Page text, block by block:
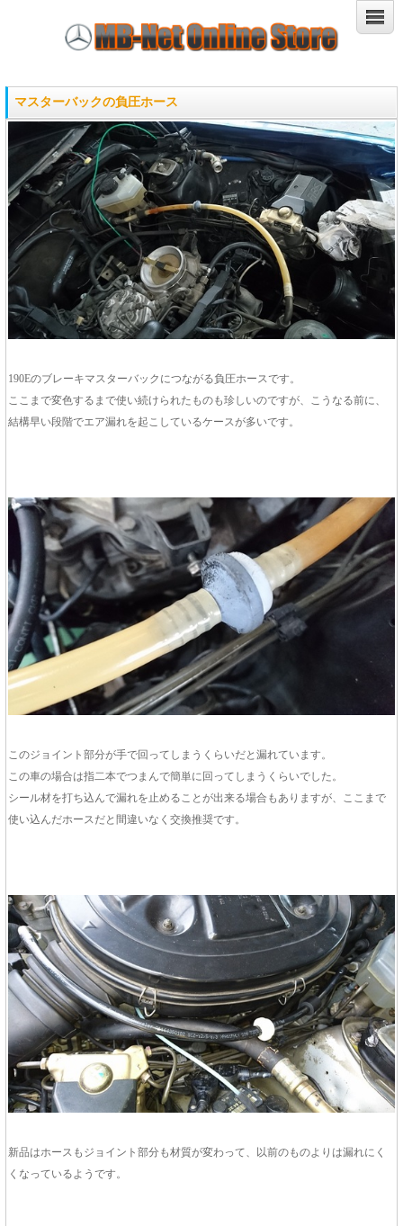
マスターバックの負圧ホース
190Eのブレーキマスターバックにつながる負圧ホースです。
ここまで変色するまで使い続けられたものも珍しいのですが、こうなる前に、
結構早い段階でエア漏れを起こしているケースが多いです。
このジョイント部分が手で回ってしまうくらいだと漏れています。
この車の場合は指二本でつまんで簡単に回ってしまうくらいでした。
シール材を打ち込んで漏れを止めることが出来る場合もありますが、ここまで
使い込んだホースだと間違いなく交換推奨です。
新品はホースもジョイント部分も材質が変わって、以前のものよりは漏れにく
くなっているようです。